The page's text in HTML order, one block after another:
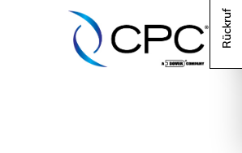
Rückruf